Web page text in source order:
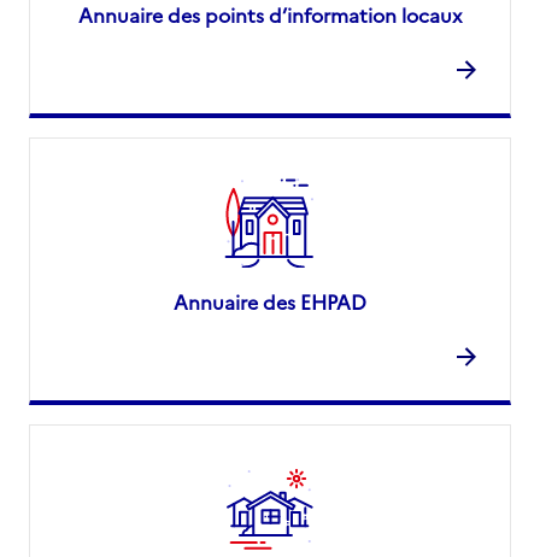
Annuaire des points d’information locaux
Annuaire des EHPAD